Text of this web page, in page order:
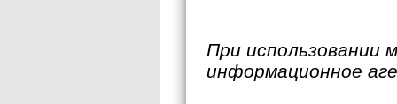
При использовании
информационное